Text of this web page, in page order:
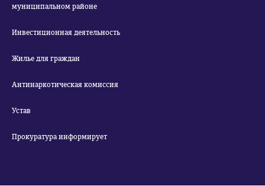
муниципальном районе
Инвестиционная деятельность
Жилье для граждан
Антинаркотическая комиссия
Устав
Прокуратура информирует